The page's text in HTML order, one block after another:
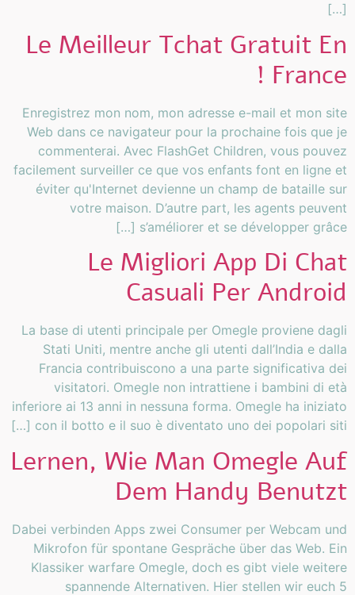
[…]
Le Meilleur Tchat Gratuit En
France !
Enregistrez mon nom, mon adresse e-mail et mon site
Web dans ce navigateur pour la prochaine fois que je
commenterai. Avec FlashGet Children, vous pouvez
facilement surveiller ce que vos enfants font en ligne et
éviter qu'Internet devienne un champ de bataille sur
votre maison. D’autre part, les agents peuvent
s’améliorer et se développer grâce […]
Le Migliori App Di Chat
Casuali Per Android
La base di utenti principale per Omegle proviene dagli
Stati Uniti, mentre anche gli utenti dall’India e dalla
Francia contribuiscono a una parte significativa dei
visitatori. Omegle non intrattiene i bambini di età
inferiore ai 13 anni in nessuna forma. Omegle ha iniziato
con il botto e il suo è diventato uno dei popolari siti […]
Lernen, Wie Man Omegle Auf
Dem Handy Benutzt
Dabei verbinden Apps zwei Consumer per Webcam und
Mikrofon für spontane Gespräche über das Web. Ein
Klassiker warfare Omegle, doch es gibt viele weitere
spannende Alternativen. Hier stellen wir euch 5